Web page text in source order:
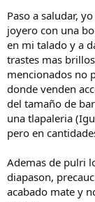
Paso a saludar,
joyero con una
en mi talado y a
trastes mas
mencionados no
donde venden
del tamaño de
una tlapaleria
pero en
Ademas de pulri
diapason,
acabado mate y